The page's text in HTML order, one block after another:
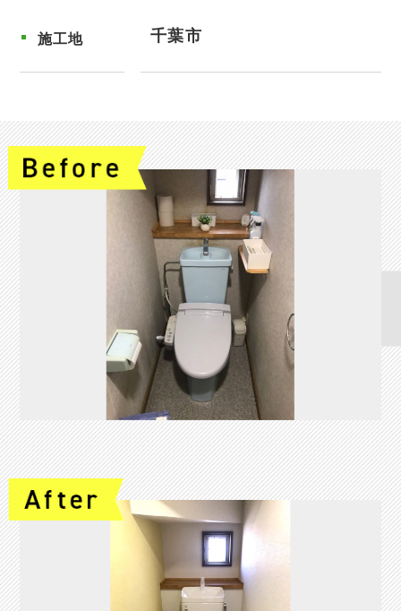
施工地 千葉市